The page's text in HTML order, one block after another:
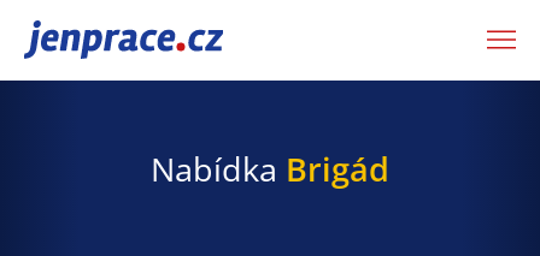
JenPráce.cz
Nabídka Brigád